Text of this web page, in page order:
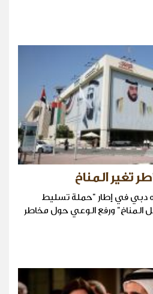
تغير المناخ
دبي في إطار "حملة تسليط
ورفع الوعي حول مخاطر